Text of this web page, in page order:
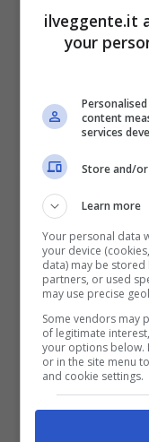
Scommesse
BONUS
Fino a
Per i nuovi utenti
Bonus
ilveggente.it
your
content
services
Store and/
Learn more
Your personal data
your device
data) may be
partners, or used
may use precise
Some vendors may
of legitimate
your options below.
or in the site menu
and cookie settings.